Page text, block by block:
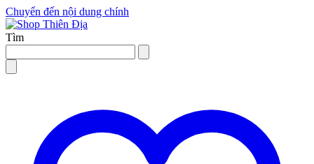
Chuyển đến nội dung chính
Tìm